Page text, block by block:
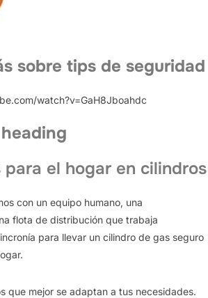
sobre tips de seguridad
watch?v=GaH8Jboahdc
para el hogar en cilindros
con un equipo humano, una
flota de distribución que trabaja
para llevar un cilindro de gas seguro
que mejor se adaptan a tus necesidades.